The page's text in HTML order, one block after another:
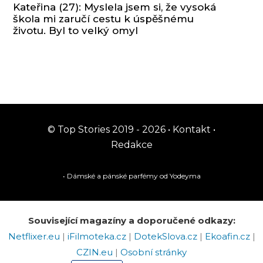
Kateřina (27): Myslela jsem si, že vysoká
škola mi zaručí cestu k úspěšnému
životu. Byl to velký omyl
© Top Stories 2019 - 2026 • Kontakt •
Redakce
• Dámské a pánské parfémyod Yodeyma
Související magazíny a doporučené odkazy:
Netflixer.eu | iFilmoteka.cz | DotekSlova.cz | Ekoafin.cz |
CZIN.eu | Osobní stránky